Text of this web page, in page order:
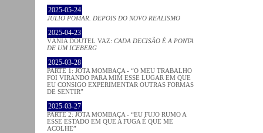
2025-05-24
JÚLIO POMAR. DEPOIS DO NOVO REALISMO
2025-04-23
VÂNIA DOUTEL VAZ: CADA DECISÃO É A PONTA
DE UM ICEBERG
2025-03-28
PARTE 1: JOTA MOMBAÇA - “O MEU TRABALHO
FOI VIRANDO PARA MIM ESSE LUGAR EM QUE
EU CONSIGO EXPERIMENTAR OUTRAS FORMAS
DE SENTIR”
2025-03-27
PARTE 2: JOTA MOMBAÇA - “EU FUJO RUMO A
ESSE ESTADO EM QUE A FUGA É QUE ME
ACOLHE”